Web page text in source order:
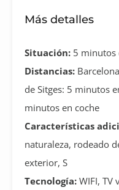
Más detalles
Situación: 5 minutos
Distancias:
de Sitges: 5 minutos
minutos en coche
Características
naturaleza, rodeado
exterior, S
Tecnología: WIFI, TV